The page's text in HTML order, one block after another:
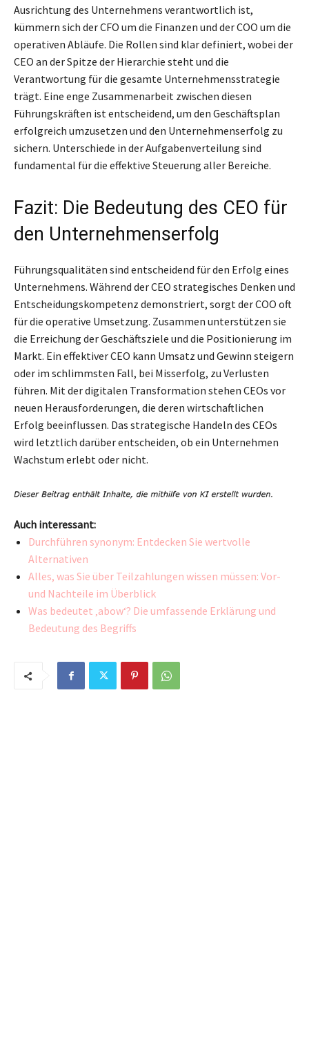
Ausrichtung des Unternehmens verantwortlich ist,
kümmern sich der CFO um die Finanzen und der COO um die
operativen Abläufe. Die Rollen sind klar definiert, wobei der
CEO an der Spitze der Hierarchie steht und die
Verantwortung für die gesamte Unternehmensstrategie
trägt. Eine enge Zusammenarbeit zwischen diesen
Führungskräften ist entscheidend, um den Geschäftsplan
erfolgreich umzusetzen und den Unternehmenserfolg zu
sichern. Unterschiede in der Aufgabenverteilung sind
fundamental für die effektive Steuerung aller Bereiche.
Fazit: Die Bedeutung des CEO für
den Unternehmenserfolg
Führungsqualitäten sind entscheidend für den Erfolg eines
Unternehmens. Während der CEO strategisches Denken und
Entscheidungskompetenz demonstriert, sorgt der COO oft
für die operative Umsetzung. Zusammen unterstützen sie
die Erreichung der Geschäftsziele und die Positionierung im
Markt. Ein effektiver CEO kann Umsatz und Gewinn steigern
oder im schlimmsten Fall, bei Misserfolg, zu Verlusten
führen. Mit der digitalen Transformation stehen CEOs vor
neuen Herausforderungen, die deren wirtschaftlichen
Erfolg beeinflussen. Das strategische Handeln des CEOs
wird letztlich darüber entscheiden, ob ein Unternehmen
Wachstum erlebt oder nicht.
Auch interessant:
Durchführen synonym: Entdecken Sie wertvolle
Alternativen
Alles, was Sie über Teilzahlungen wissen müssen: Vor-
und Nachteile im Überblick
Was bedeutet ‚abow‘? Die umfassende Erklärung und
Bedeutung des Begriffs